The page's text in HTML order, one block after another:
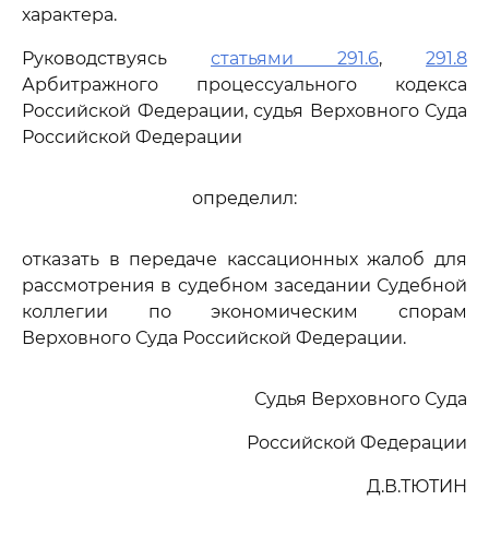
характера.
Руководствуясь статьями 291.6, 291.8
Арбитражного процессуального кодекса
Российской Федерации, судья Верховного Суда
Российской Федерации
определил:
отказать в передаче кассационных жалоб для
рассмотрения в судебном заседании Судебной
коллегии по экономическим спорам
Верховного Суда Российской Федерации.
Судья Верховного Суда
Российской Федерации
Д.В.ТЮТИН